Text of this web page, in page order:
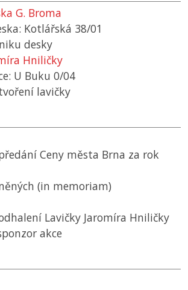
G. Broma
Kotlářská 38/01
desky
Hniličky
U Buku 0/04
lavičky
Ceny města Brna za rok
(in memoriam)
Lavičky Jaromíra Hniličky
akce